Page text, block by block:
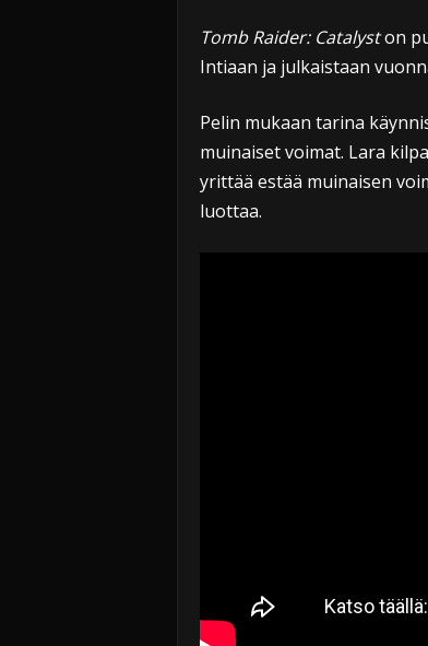
Tomb Raider: Catalyston
Intiaan ja julkaistaan
Pelin mukaan tarina
muinaiset voimat. Lara
yrittää estää muinaisen
luottaa.